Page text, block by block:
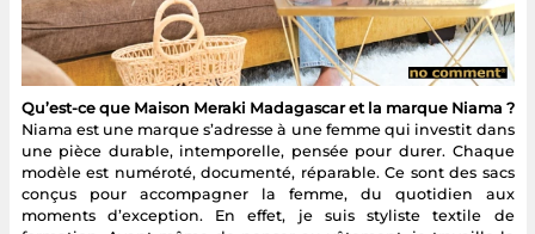
Qu’est-ce que Maison Meraki Madagascar et la marque Niama ?
Niama est une marque s’adresse à une femme qui investit dans
une pièce durable, intemporelle, pensée pour durer. Chaque
modèle est numéroté, documenté, réparable. Ce sont des sacs
conçus pour accompagner la femme, du quotidien aux
moments d’exception. En effet, je suis styliste textile de